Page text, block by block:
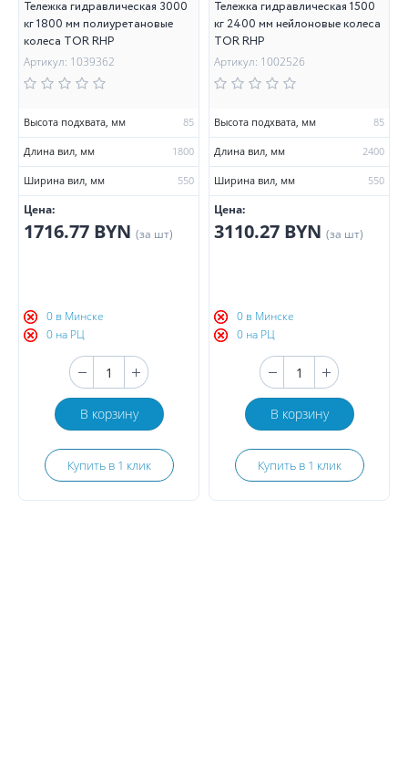
Тележка гидравлическая 3000
кг 1800 мм полиуретановые
колеса TOR RHP
Артикул: 1039362
Высота подхвата, мм 85
Длина вил, мм 1800
Ширина вил, мм 550
Цена:
1716.77 BYN (за шт)
0 в Минске
0 на РЦ
В корзину
Купить в 1 клик
Тележка гидравлическая 1500
кг 2400 мм нейлоновые колеса
TOR RHP
Артикул: 1002526
Высота подхвата, мм 85
Длина вил, мм 2400
Ширина вил, мм 550
Цена:
3110.27 BYN (за шт)
0 в Минске
0 на РЦ
В корзину
Купить в 1 клик